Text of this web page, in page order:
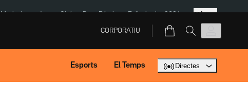
Marlaska Jaume Giró Dron Rússia Eclipsi solar 2026 Més
CORPORATIU
Esports El Temps Directes